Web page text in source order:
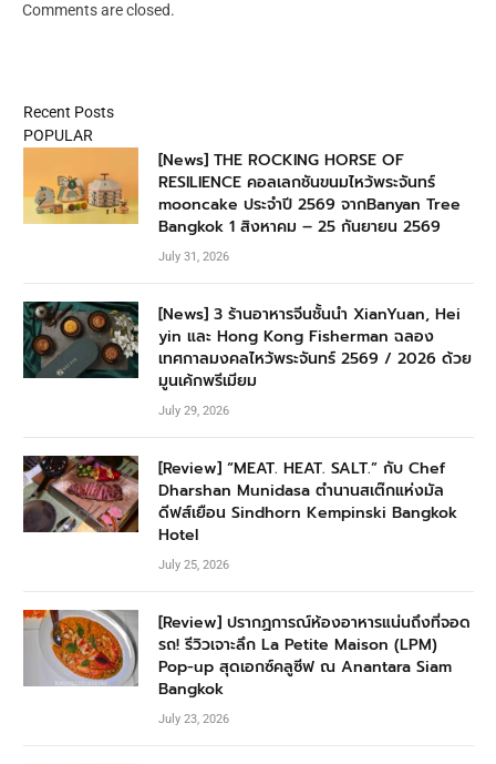
Comments are closed.
Recent Posts
POPULAR
[News] THE ROCKING HORSE OF
RESILIENCE คอลเลกชันขนมไหว้พระจันทร์
mooncake ประจำปี 2569 จากBanyan Tree
Bangkok 1 สิงหาคม – 25 กันยายน 2569
July 31, 2026
[News] 3 ร้านอาหารจีนชั้นนำ XianYuan, Hei
yin และ Hong Kong Fisherman ฉลอง
เทศกาลมงคลไหว้พระจันทร์ 2569 / 2026 ด้วย
มูนเค้กพรีเมียม
July 29, 2026
[Review] “MEAT. HEAT. SALT.” กับ Chef
Dharshan Munidasa ตำนานสเต๊กแห่งมัล
ดีฟส์เยือน Sindhorn Kempinski Bangkok
Hotel
July 25, 2026
[Review] ปรากฏการณ์ห้องอาหารแน่นถึงที่จอด
รถ! รีวิวเจาะลึก La Petite Maison (LPM)
Pop-up สุดเอกซ์คลูซีฟ ณ Anantara Siam
Bangkok
July 23, 2026